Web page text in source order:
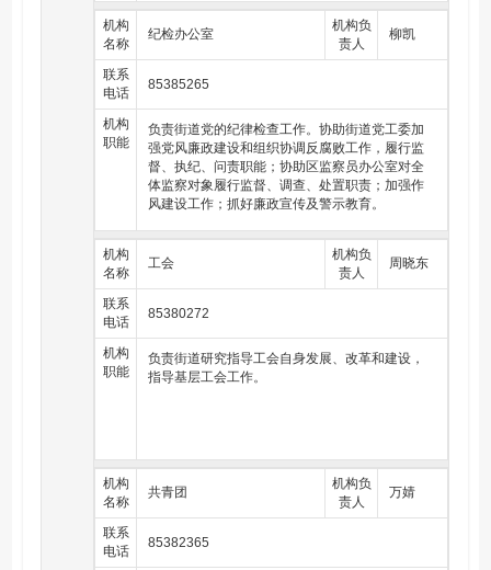
理、残联事务、拥军优属、退役军人事务、志愿
服务、社会组织、公益慈善及地名管理工作；负
责依法开展批准实施的相对集中行政许可和公共
共服务事项和人员进驻事宜；负责制定有关审批
服务及日常运行的规章制度，统一管理和监督考
核服务窗口及其工作人员；负责政务服务网的公
开透明运行，完善权责清单制度，承担行政审批
服务等信息系统的管理维护，负责政务服务信息
安全管理工作；负责优化行政审批流程，推进不
见面审批（服务）改革；负责为开展延伸服务的
进行联合踏勘、联合论证、联合审批和现场服
务；负责中介机构的监督工作；按照职责分工，
做好相关行业、领域的安全生产监督管理工作。
机构
名称
纪检办公室
机构负
责人
柳凯
联系
电话
85385265
机构
职能
负责街道党的纪律检查工作。协助街道党工委加
强党风廉政建设和组织协调反腐败工作，履行监
督、执纪、问责职能；协助区监察员办公室对全
体监察对象履行监督、调查、处置职责；加强作
风建设工作；抓好廉政宣传及警示教育。
机构
名称
工会
机构负
责人
周晓东
联系
电话
85380272
机构
职能
负责街道研究指导工会自身发展、改革和建设，
指导基层工会工作。
机构
名称
共青团
机构负
责人
万婧
联系
电话
85382365